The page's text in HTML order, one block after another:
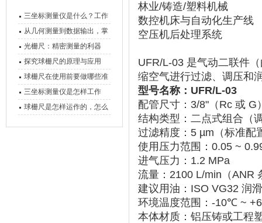
三坐标测量仪是什么？工作
原理、分类与核心功能一次
讲清
从几何测量到数据输出，掌
握万濠影像测量仪的六大核
心能力
光栅尺：精密测量的利器
探究球栅尺的原理与应用
球栅尺在使用前要做哪些准
备工作？
三坐标测量仪是怎样工作
的，功能有什么优势？
球栅尺是怎样运作的，怎么
林业/铸造/塑料机械
数控机床与自动化生产线
空压机后处理系统
UFR/L-03 ‌ 是‌气动二联件
缩空气进行过滤、调压和
型号名称 ‌：UFR/L-03
配管尺寸 ：3/8"（Rc 或 G
结构类型 ：二点式组合（
过滤精度 ‌：‌ 5 µm （标准
使用压力范围 ‌：‌ 0.05 ~
进气压力 ‌：‌ 1.2 MPa
流量 ‌：‌ 2100 L/min （ANR
建议用油 ‌：‌ ISO VG32 润
环境温度范围 ‌：‌ -10℃ ~
本体材质 ：铝压铸或工程